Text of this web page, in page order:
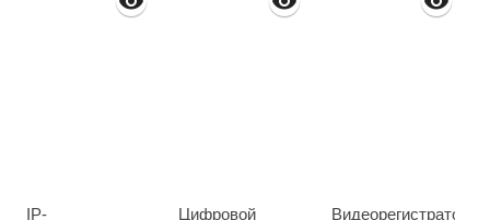
IP-
Цифровой
Видеорегистратор